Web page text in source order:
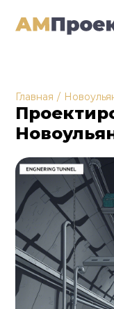
Главная /